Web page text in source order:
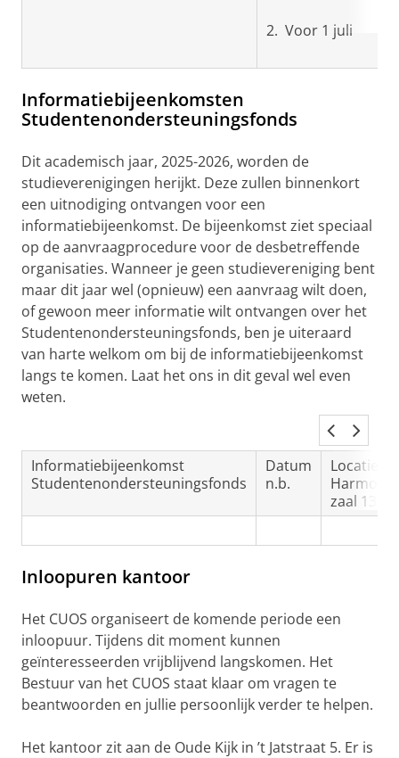
2. Voor 1 juli
Informatiebijeenkomsten
Studentenondersteuningsfonds
Dit academisch jaar, 2025-2026, worden de
studieverenigingen herijkt. Deze zullen binnenkort
een uitnodiging ontvangen voor een
informatiebijeenkomst. De bijeenkomst ziet speciaal
op de aanvraagprocedure voor de desbetreffende
organisaties. Wanneer je geen studievereniging bent
maar dit jaar wel (opnieuw) een aanvraag wilt doen,
of gewoon meer informatie wilt ontvangen over het
Studentenondersteuningsfonds, ben je uiteraard
van harte welkom om bij de informatiebijeenkomst
langs te komen. Laat het ons in dit geval wel even
weten.
Informatiebijeenkomst
Studentenondersteuningsfonds
Datum
n.b.
Locatie
zaal
Inloopuren kantoor
Het CUOS organiseert de komende periode een
inloopuur. Tijdens dit moment kunnen
geïnteresseerden vrijblijvend langskomen. Het
Bestuur van het CUOS staat klaar om vragen te
beantwoorden en jullie persoonlijk verder te helpen.
Het kantoor zit aan de Oude Kijk in ’t Jatstraat 5. Er is